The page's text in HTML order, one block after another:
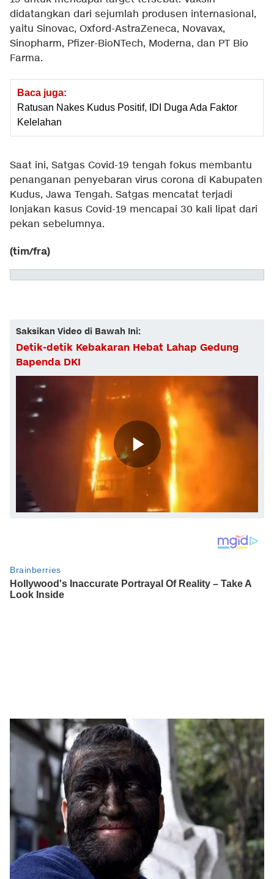
didatangkan dari sejumlah produsen internasional,
yaitu Sinovac, Oxford-AstraZeneca, Novavax,
Sinopharm, Pfizer-BioNTech, Moderna, dan PT Bio
Farma.
Baca juga:
Ratusan Nakes Kudus Positif, IDI Duga Ada Faktor
Kelelahan
Saat ini, Satgas Covid-19 tengah fokus membantu
penanganan penyebaran virus corona di Kabupaten
Kudus, Jawa Tengah. Satgas mencatat terjadi
lonjakan kasus Covid-19 mencapai 30 kali lipat dari
pekan sebelumnya.
(tim/fra)
Saksikan Video di Bawah Ini:
Detik-detik Kebakaran Hebat Lahap Gedung
Bapenda DKI